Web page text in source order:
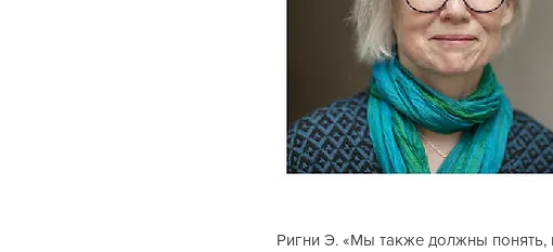
Ригни Э. «Мы также должны понять,